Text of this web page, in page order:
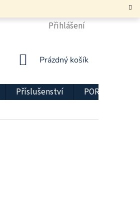
A PLATBA DŮLEŽITÉ
Přihlášení
NÁKUPNÍ
Prázdný košík
Příslušenství PORADNA